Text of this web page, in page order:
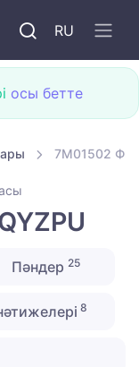
RU
осы бетте
7M01502
Пәндер 25
8